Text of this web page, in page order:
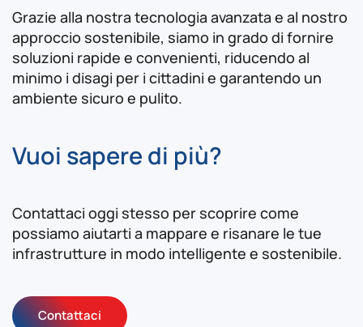
Grazie alla nostra tecnologia avanzata e al nostro
approccio sostenibile, siamo in grado di fornire
soluzioni rapide e convenienti, riducendo al
minimo i disagi per i cittadini e garantendo un
ambiente sicuro e pulito.
Vuoi sapere di più?
Contattaci oggi stesso per scoprire come
possiamo aiutarti a mappare e risanare le tue
infrastrutture in modo intelligente e sostenibile.
Contattaci